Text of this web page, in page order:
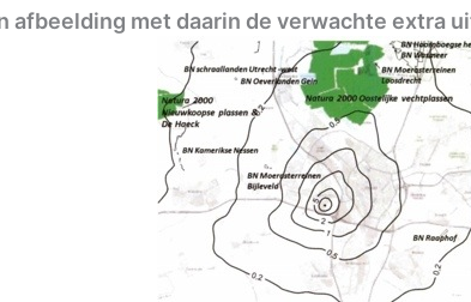
afbeelding met daarin de verwachte extra